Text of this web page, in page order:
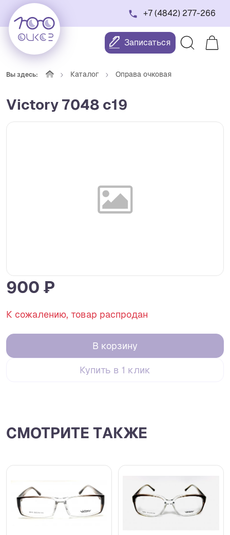
+7 (4842) 277-266
Записаться
Вы здесь: Каталог Оправа очковая
Victory 7048 c19
900 ₽
К сожалению, товар распродан
В корзину
Купить в 1 клик
СМОТРИТЕ ТАКЖЕ